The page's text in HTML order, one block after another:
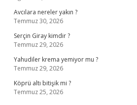
Avcılara nereler yakın ?
Temmuz 30, 2026
Serçin Giray kimdir ?
Temmuz 29, 2026
Yahudiler krema yemiyor mu ?
Temmuz 29, 2026
Köprü altı bitişik mi ?
Temmuz 25, 2026